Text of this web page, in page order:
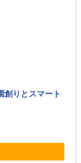
創りとスマート